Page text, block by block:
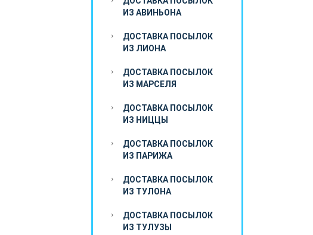
ИЗ АВИНЬОНА
ДОСТАВКА ПОСЫЛОК
ИЗ ЛИОНА
ДОСТАВКА ПОСЫЛОК
ИЗ МАРСЕЛЯ
ДОСТАВКА ПОСЫЛОК
ИЗ НИЦЦЫ
ДОСТАВКА ПОСЫЛОК
ИЗ ПАРИЖА
ДОСТАВКА ПОСЫЛОК
ИЗ ТУЛОНА
ДОСТАВКА ПОСЫЛОК
ИЗ ТУЛУЗЫ